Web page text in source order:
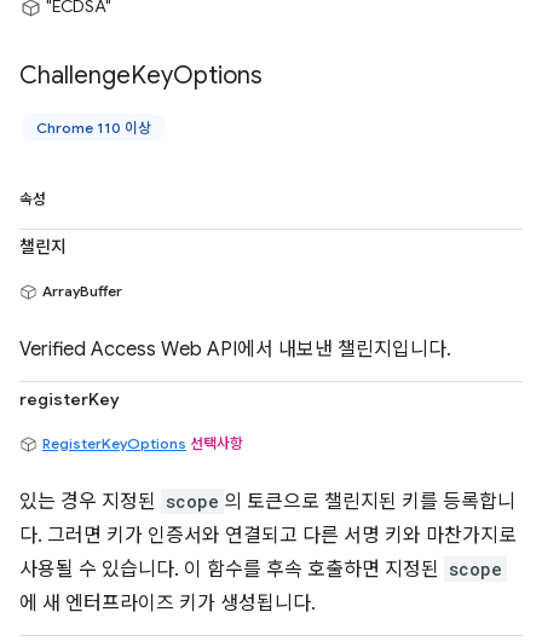
"ECDSA"
ChallengeKeyOptions
Chrome 110 이상
속성
챌린지
ArrayBuffer
Verified Access Web API에서 내보낸 챌린지입니다.
registerKey
RegisterKeyOptions 선택사항
있는 경우 지정된 scope 의 토큰으로 챌린지된 키를 등록합니
다. 그러면 키가 인증서와 연결되고 다른 서명 키와 마찬가지로
사용될 수 있습니다. 이 함수를 후속 호출하면 지정된 scope
에 새 엔터프라이즈 키가 생성됩니다.